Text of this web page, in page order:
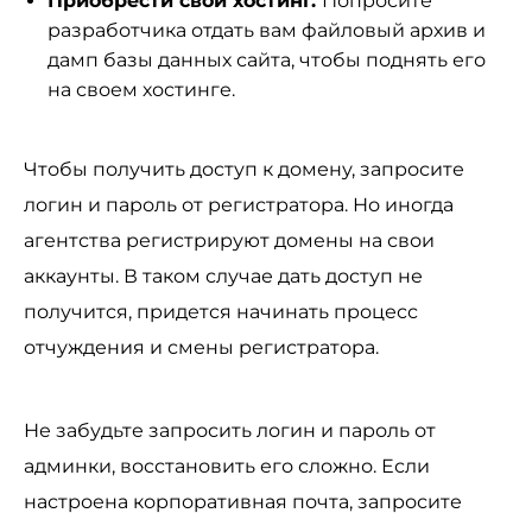
разработчика отдать вам файловый архив и
дамп базы данных сайта, чтобы поднять его
на своем хостинге.
Чтобы получить доступ к домену, запросите
логин и пароль от регистратора. Но иногда
агентства регистрируют домены на свои
аккаунты. В таком случае дать доступ не
получится, придется начинать процесс
отчуждения и смены регистратора.
Не забудьте запросить логин и пароль от
админки, восстановить его сложно. Если
настроена корпоративная почта, запросите